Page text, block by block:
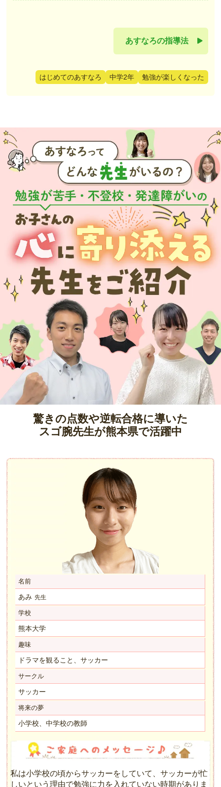
あすなろの指導法
はじめてのあすなろ 中学2年 勉強が楽しくなった
驚きの点数や逆転合格に導いた
スゴ腕先生が熊本県で活躍中
名前
あみ 先生
学校
熊本大学
趣味
ドラマを観ること、サッカー
サークル
サッカー
将来の夢
小学校、中学校の教師
私は小学校の頃からサッカーをしていて、サッカーが忙
しいという理由で勉強に力を入れていない時期がありま